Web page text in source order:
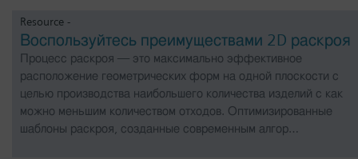
Resource -
Воспользуйтесь преимуществами 2D раскроя
Процесс раскроя — это максимально эффективное
расположение геометрических форм на одной плоскости с
целью производства наибольшего количества изделий с как
можно меньшим количеством отходов. Оптимизированные
шаблоны раскроя, созданные современным алгор…